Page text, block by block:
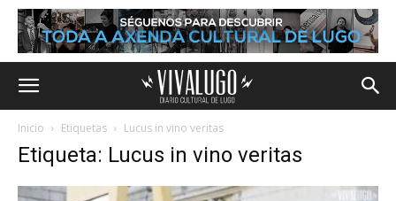
Inicio Etiquetas Lucus in vino veritas
Etiqueta: Lucus in vino veritas